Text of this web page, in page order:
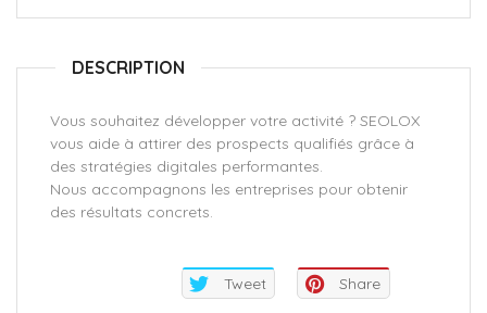
DESCRIPTION
Vous souhaitez développer votre activité ? SEOLOX
vous aide à attirer des prospects qualifiés grâce à
des stratégies digitales performantes.
Nous accompagnons les entreprises pour obtenir
des résultats concrets.
Tweet Share